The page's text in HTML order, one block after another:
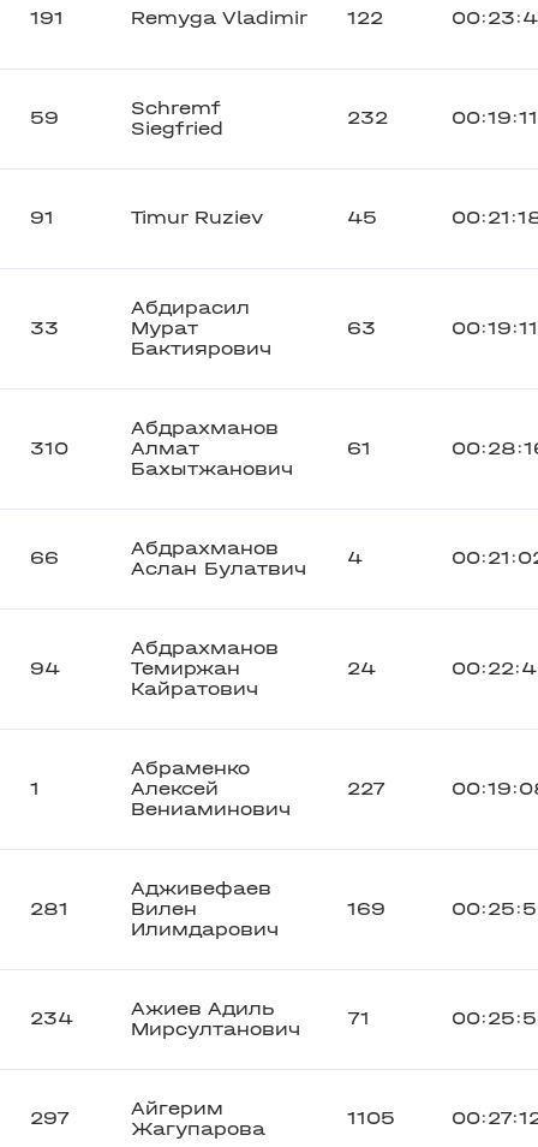
191 Remyga Vladimir 122
59
Schremf
Siegfried
232 00:19:11
91 Timur Ruziev 45
33
Абдирасил
Мурат
Бактиярович
63 00:19:11
310
Абдрахманов
Алмат
Бахытжанович
61
66
Абдрахманов
Аслан Булатвич
4
94
Абдрахманов
Темиржан
Кайратович
24
1
Абраменко
Алексей
Вениаминович
227
281
Адживефаев
Вилен
Илимдарович
169
234
Ажиев Адиль
Мирсултанович
71
297
Айгерим
Жагупарова
1105